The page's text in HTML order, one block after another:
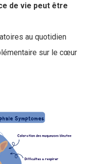
de vie peut être
au quotidien
sur le cœur